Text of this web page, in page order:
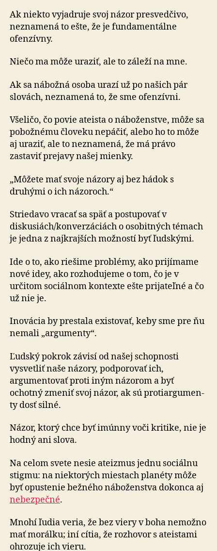
Ak niekto vyjadruje svoj názor presvedčivo,
neznamená to ešte, že je fundamentálne
ofenzívny.
Niečo ma môže uraziť, ale to záleží na mne.
Ak sa nábožná osoba urazí už po našich pár
slovách, neznamená to, že sme ofenzívni.
Všeličo, čo povie ateista o náboženstve, môže sa
pobožnému človeku nepáčiť, alebo ho to môže
aj uraziť, ale to neznamená, že má právo
zastaviť prejavy našej mienky.
„Môžete mať svoje názory aj bez hádok s
druhými o ich názoroch.“
Striedavo vracať sa späť a postupovať v
diskusiách/kon­ver­zá­ciách o osobitných témach
je jedna z najkrajších možností byť ľudskými.
Ide o to, ako riešime problémy, ako prijímame
nové idey, ako rozhodujeme o tom, čo je v
určitom sociálnom kontexte ešte prijateľné a čo
už nie je.
Inovácia by prestala existovať, keby sme pre ňu
nemali „argumenty“.
Ľudský pokrok závisí od našej schopnosti
vysvetliť naše názory, podporovať ich,
argumentovať proti iným názorom a byť
ochotný zmeniť svoj názor, ak sú proti­ar­gu­men­
ty dosť silné.
Názor, ktorý chce byť imúnny voči kritike, nie je
hodný ani slova.
Na celom svete nesie ateizmus jednu sociálnu
stigmu: na niektorých miestach planéty môže
byť opustenie bežného náboženstva dokonca aj
nebezpečné.
Mnohí ľudia veria, že bez viery v boha nemožno
mať morálku; iní cítia, že rozhovor s ateistami
ohrozuje ich vieru.